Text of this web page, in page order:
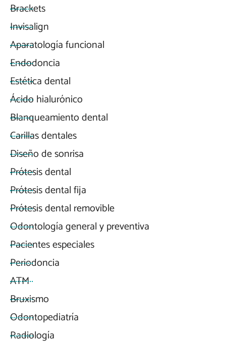
Brackets
Invisalign
Aparatología funcional
Endodoncia
Estética dental
Ácido hialurónico
Blanqueamiento dental
Carillas dentales
Diseño de sonrisa
Prótesis dental
Prótesis dental fija
Prótesis dental removible
Odontología general y preventiva
Pacientes especiales
Periodoncia
ATM
Bruxismo
Odontopediatría
Radiología